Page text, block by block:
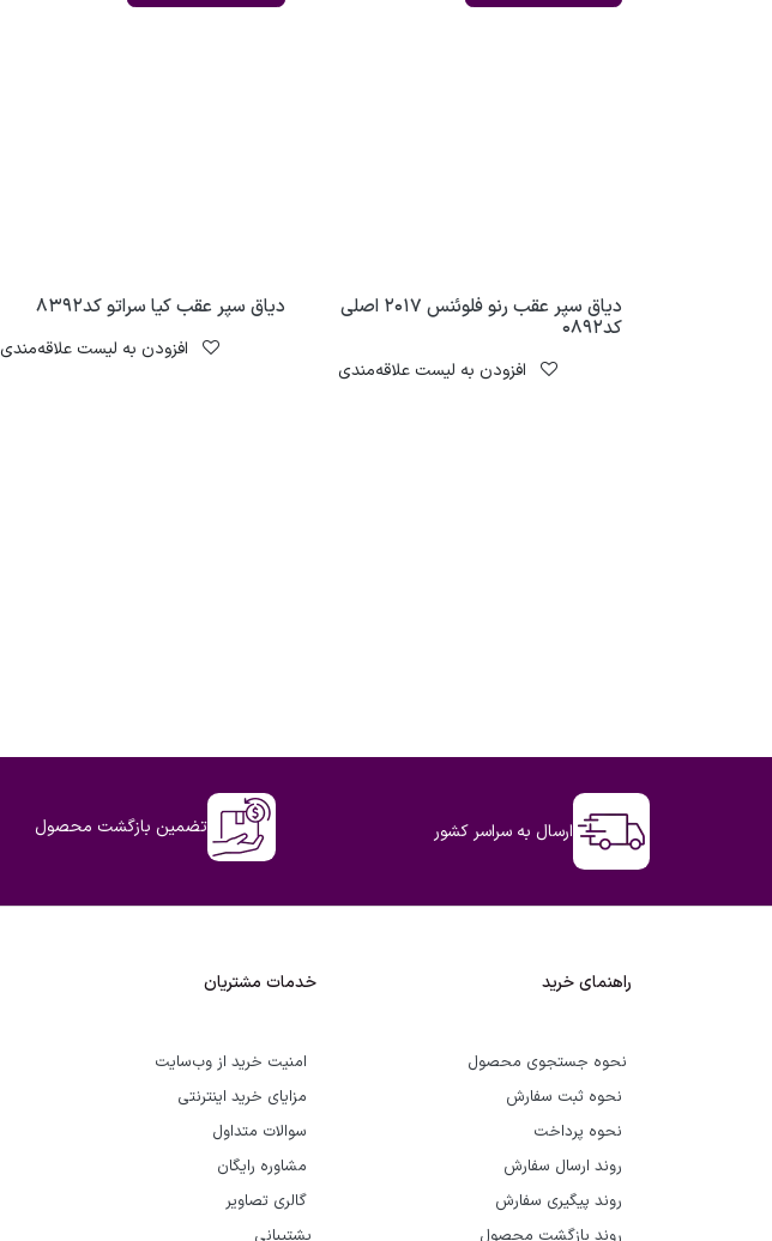
دیاق سپر عقب رنو فلوئنس 2017 اصلی
کد0892
افزودن به لیست علاقه‌مندی
دیاق سپر عقب کیا سراتو کد8392
افزودن به لیست علاقه‌مندی
ارسال به سراسر کشور تضمین بازگشت محصول
راهنمای خرید
نحوه جستجوی محصول
نحوه ثبت سفارش
نحوه پرداخت
روند ارسال سفارش
روند پیگیری سفارش
روند بازگشت محصول
خدمات مشتریان
امنیت خرید از وب‌سایت
مزایای خرید اینترنتی
سوالات متداول
مشاوره رایگان
گالری تصاویر
پشتیبانی